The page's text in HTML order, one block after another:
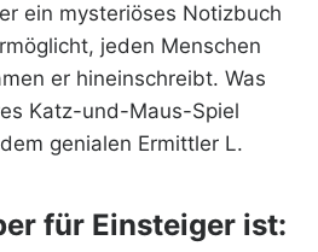
ein mysteriöses Notizbuch
jeden Menschen
er hineinschreibt. Was
Katz-und-Maus-Spiel
genialen Ermittler L.
für Einsteiger ist: